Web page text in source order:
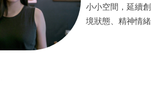
小小空間，延續
境狀態、精神情